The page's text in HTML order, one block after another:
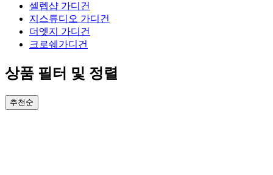
셀렙샵 가디건
지스튜디오 가디건
더엣지 가디건
크로쉐가디건
상품 필터 및 정렬
추천순